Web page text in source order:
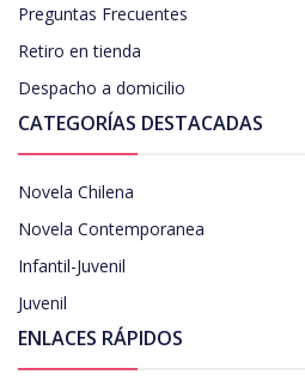
Preguntas Frecuentes
Retiro en tienda
Despacho a domicilio
CATEGORÍAS DESTACADAS
Novela Chilena
Novela Contemporanea
Infantil-Juvenil
Juvenil
ENLACES RÁPIDOS